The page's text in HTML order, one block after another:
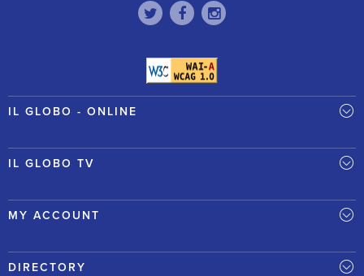
IL GLOBO - ONLINE
IL GLOBO TV
MY ACCOUNT
DIRECTORY